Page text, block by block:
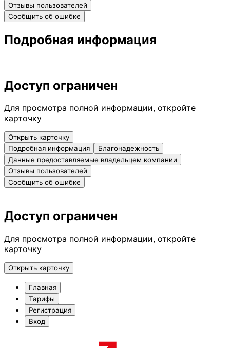
Отзывы пользователей
Сообщить об ошибке
Подробная информация
Доступ ограничен
Для просмотра полной информации, откройте
карточку
Открыть карточку
Подробная информация
Благонадежность
Данные предоставляемые владельцем компании
Отзывы пользователей
Сообщить об ошибке
Доступ ограничен
Для просмотра полной информации, откройте
карточку
Открыть карточку
Главная
Тарифы
Регистрация
Вход